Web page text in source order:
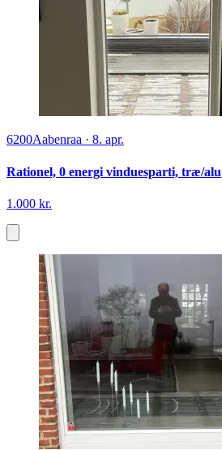
6200Aabenraa · 8. apr.
Rationel, 0 energi vinduesparti, træ/alu
1.000 kr.